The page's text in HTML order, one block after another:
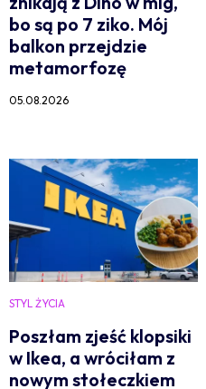
bo są po 7 ziko. Mój
balkon przejdzie
metamorfozę
05.08.2026
STYL ŻYCIA
Poszłam zjeść klopsiki
w Ikea, a wróciłam z
nowym stołeczkiem